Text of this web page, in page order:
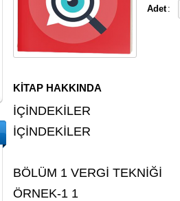
Adet :
KİTAP HAKKINDA
İÇİNDEKİLER
İÇİNDEKİLER
BÖLÜM 1 VERGİ TEKNİĞİ
ÖRNEK-1 1